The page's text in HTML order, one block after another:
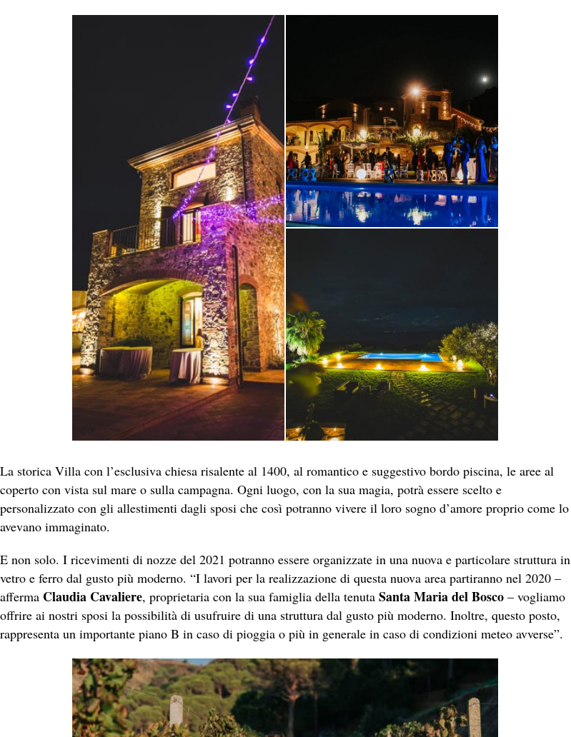
La storica Villa con l’esclusiva chiesa risalente al 1400, al romantico e suggestivo bordo piscina, le aree al
coperto con vista sul mare o sulla campagna. Ogni luogo, con la sua magia, potrà essere scelto e
personalizzato con gli allestimenti dagli sposi che così potranno vivere il loro sogno d’amore proprio come lo
avevano immaginato.
E non solo. I ricevimenti di nozze del 2021 potranno essere organizzate in una nuova e particolare struttura in
vetro e ferro dal gusto più moderno. “I lavori per la realizzazione di questa nuova area partiranno nel 2020 –
afferma Claudia Cavaliere, proprietaria con la sua famiglia della tenuta Santa Maria del Bosco – vogliamo
offrire ai nostri sposi la possibilità di usufruire di una struttura dal gusto più moderno. Inoltre, questo posto,
rappresenta un importante piano B in caso di pioggia o più in generale in caso di condizioni meteo avverse”.